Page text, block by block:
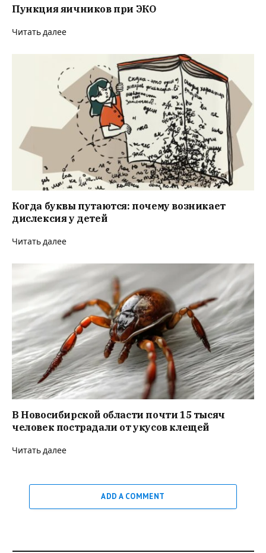
Пункция яичников при ЭКО
Читать далее
Когда буквы путаются: почему возникает
дислексия у детей
Читать далее
В Новосибирской области почти 15 тысяч
человек пострадали от укусов клещей
Читать далее
ADD A COMMENT